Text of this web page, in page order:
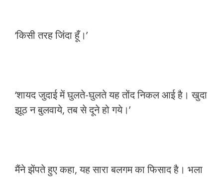
‘किसी तरह जिंदा हूँ।’
‘शायद जुदाई में घुलते-घुलते यह तोंद निकल आई है। खुदा
झूठ न बुलवाये, तब से दूने हो गये।’
मैंने झेंपते हुए कहा, यह सारा बलगम का फिसाद है। भला